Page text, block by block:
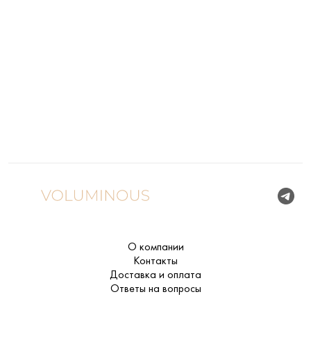
О компании
Контакты
Доставка и оплата
Ответы на вопросы